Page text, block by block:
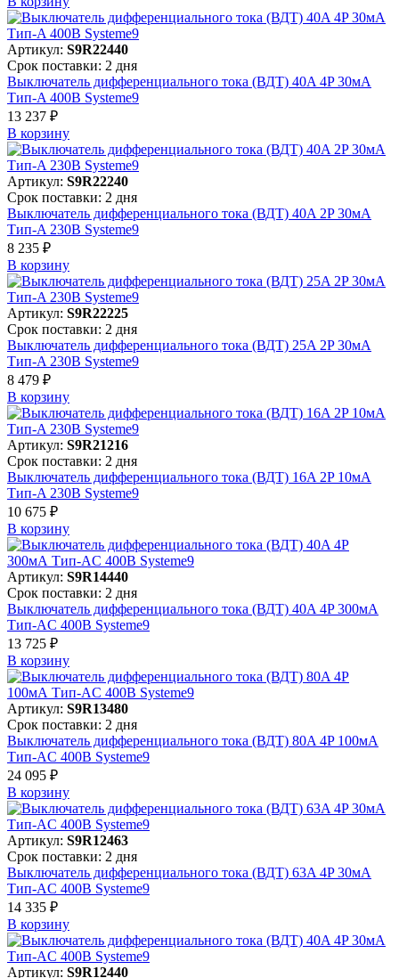
Артикул: S9R22440
Срок поставки: 2 дня
Выключатель дифференциального тока (ВДТ) 40A 4P 30мА
Тип-A 400В Systeme9
13 237 ₽
В корзинy
Артикул: S9R22240
Срок поставки: 2 дня
Выключатель дифференциального тока (ВДТ) 40A 2P 30мА
Тип-A 230В Systeme9
8 235 ₽
В корзинy
Артикул: S9R22225
Срок поставки: 2 дня
Выключатель дифференциального тока (ВДТ) 25A 2P 30мА
Тип-A 230В Systeme9
8 479 ₽
В корзинy
Артикул: S9R21216
Срок поставки: 2 дня
Выключатель дифференциального тока (ВДТ) 16A 2P 10мА
Тип-A 230В Systeme9
10 675 ₽
В корзинy
Артикул: S9R14440
Срок поставки: 2 дня
Выключатель дифференциального тока (ВДТ) 40A 4P 300мА
Тип-AC 400В Systeme9
13 725 ₽
В корзинy
Артикул: S9R13480
Срок поставки: 2 дня
Выключатель дифференциального тока (ВДТ) 80A 4P 100мА
Тип-AC 400В Systeme9
24 095 ₽
В корзинy
Артикул: S9R12463
Срок поставки: 2 дня
Выключатель дифференциального тока (ВДТ) 63A 4P 30мА
Тип-AC 400В Systeme9
14 335 ₽
В корзинy
Артикул: S9R12440